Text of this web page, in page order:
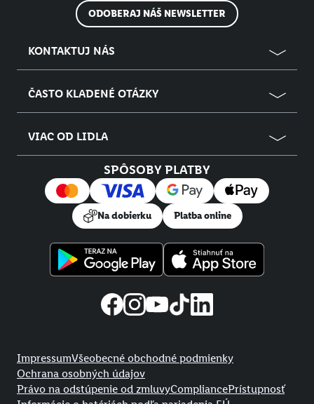
ODOBERAJ NÁŠ NEWSLETTER
KONTAKTUJ NÁS
ČASTO KLADENÉ OTÁZKY
VIAC OD LIDLA
SPÔSOBY PLATBY
Na dobierku Platba online
ImpressumVšeobecné obchodné podmienky
Ochrana osobných údajov
Právo na odstúpenie od zmluvyCompliancePrístupnosť